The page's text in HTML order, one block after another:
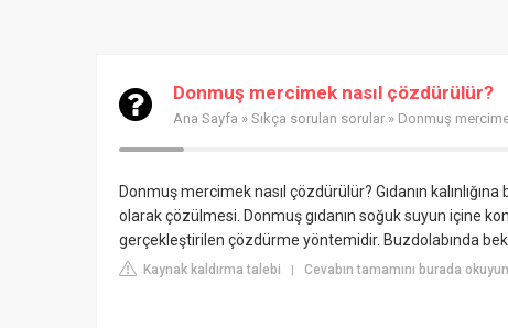
Donmuş mercimek nasıl çözdürülür?
Ana Sayfa » Sıkça sorulan sorular » Donmuş
Donmuş mercimek nasıl çözdürülür? Gıdanın
olarak çözülmesi. Donmuş gıdanın soğuk suyun içine
gerçekleştirilen çözdürme yöntemidir. Buzdolabında
Kaynak kaldırma talebi | Cevabın tamamını burada